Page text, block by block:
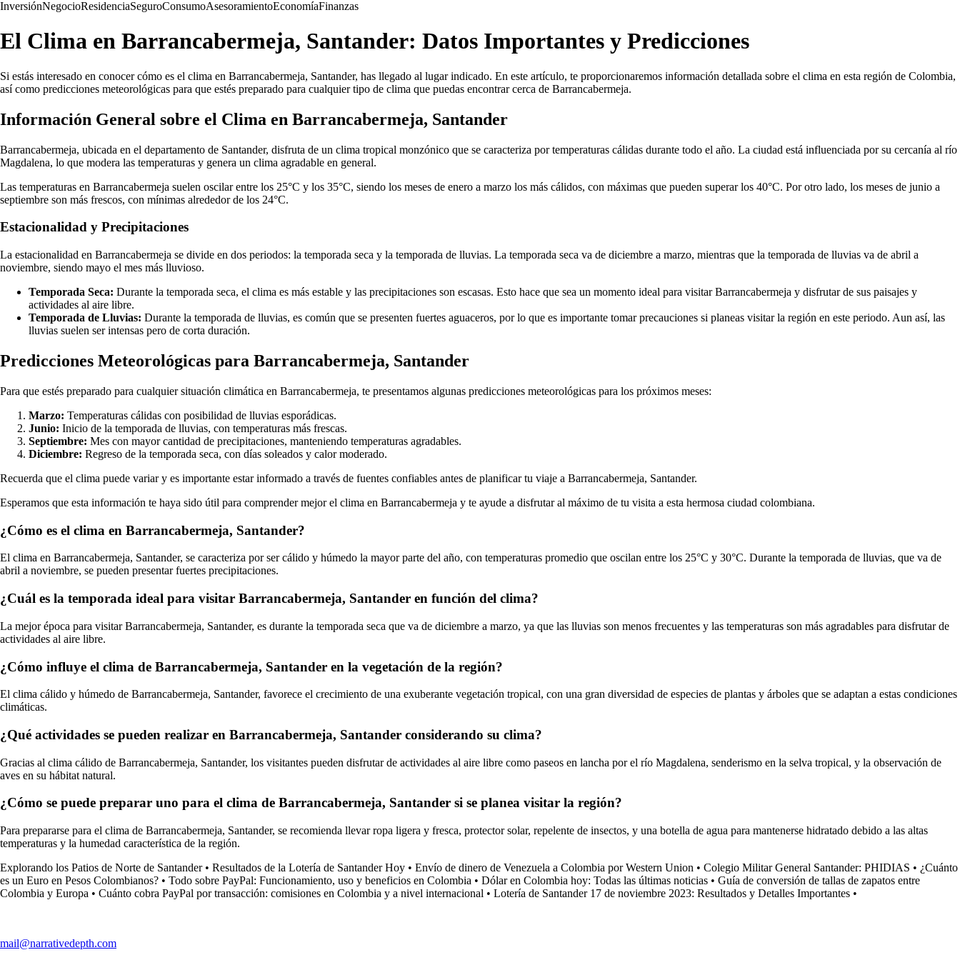
InversiónNegocioResidenciaSeguroConsumoAsesoramientoEconomíaFinanzas
El Clima en Barrancabermeja, Santander: Datos Importantes y Predicciones
Si estás interesado en conocer cómo es el clima en Barrancabermeja, Santander, has llegado al lugar indicado. En este artículo, te proporcionaremos información detallada sobre el clima en esta región de Colombia,
así como predicciones meteorológicas para que estés preparado para cualquier tipo de clima que puedas encontrar cerca de Barrancabermeja.
Información General sobre el Clima en Barrancabermeja, Santander
Barrancabermeja, ubicada en el departamento de Santander, disfruta de un clima tropical monzónico que se caracteriza por temperaturas cálidas durante todo el año. La ciudad está influenciada por su cercanía al río
Magdalena, lo que modera las temperaturas y genera un clima agradable en general.
Las temperaturas en Barrancabermeja suelen oscilar entre los 25°C y los 35°C, siendo los meses de enero a marzo los más cálidos, con máximas que pueden superar los 40°C. Por otro lado, los meses de junio a
septiembre son más frescos, con mínimas alrededor de los 24°C.
Estacionalidad y Precipitaciones
La estacionalidad en Barrancabermeja se divide en dos periodos: la temporada seca y la temporada de lluvias. La temporada seca va de diciembre a marzo, mientras que la temporada de lluvias va de abril a
noviembre, siendo mayo el mes más lluvioso.
Temporada Seca: Durante la temporada seca, el clima es más estable y las precipitaciones son escasas. Esto hace que sea un momento ideal para visitar Barrancabermeja y disfrutar de sus paisajes y
actividades al aire libre.
Temporada de Lluvias: Durante la temporada de lluvias, es común que se presenten fuertes aguaceros, por lo que es importante tomar precauciones si planeas visitar la región en este periodo. Aun así, las
lluvias suelen ser intensas pero de corta duración.
Predicciones Meteorológicas para Barrancabermeja, Santander
Para que estés preparado para cualquier situación climática en Barrancabermeja, te presentamos algunas predicciones meteorológicas para los próximos meses:
Marzo: Temperaturas cálidas con posibilidad de lluvias esporádicas.
Junio: Inicio de la temporada de lluvias, con temperaturas más frescas.
Septiembre: Mes con mayor cantidad de precipitaciones, manteniendo temperaturas agradables.
Diciembre: Regreso de la temporada seca, con días soleados y calor moderado.
Recuerda que el clima puede variar y es importante estar informado a través de fuentes confiables antes de planificar tu viaje a Barrancabermeja, Santander.
Esperamos que esta información te haya sido útil para comprender mejor el clima en Barrancabermeja y te ayude a disfrutar al máximo de tu visita a esta hermosa ciudad colombiana.
¿Cómo es el clima en Barrancabermeja, Santander?
El clima en Barrancabermeja, Santander, se caracteriza por ser cálido y húmedo la mayor parte del año, con temperaturas promedio que oscilan entre los 25°C y 30°C. Durante la temporada de lluvias, que va de
abril a noviembre, se pueden presentar fuertes precipitaciones.
¿Cuál es la temporada ideal para visitar Barrancabermeja, Santander en función del clima?
La mejor época para visitar Barrancabermeja, Santander, es durante la temporada seca que va de diciembre a marzo, ya que las lluvias son menos frecuentes y las temperaturas son más agradables para disfrutar de
actividades al aire libre.
¿Cómo influye el clima de Barrancabermeja, Santander en la vegetación de la región?
El clima cálido y húmedo de Barrancabermeja, Santander, favorece el crecimiento de una exuberante vegetación tropical, con una gran diversidad de especies de plantas y árboles que se adaptan a estas condiciones
climáticas.
¿Qué actividades se pueden realizar en Barrancabermeja, Santander considerando su clima?
Gracias al clima cálido de Barrancabermeja, Santander, los visitantes pueden disfrutar de actividades al aire libre como paseos en lancha por el río Magdalena, senderismo en la selva tropical, y la observación de
aves en su hábitat natural.
¿Cómo se puede preparar uno para el clima de Barrancabermeja, Santander si se planea visitar la región?
Para prepararse para el clima de Barrancabermeja, Santander, se recomienda llevar ropa ligera y fresca, protector solar, repelente de insectos, y una botella de agua para mantenerse hidratado debido a las altas
temperaturas y la humedad característica de la región.
Explorando los Patios de Norte de Santander• Resultados de la Lotería de Santander Hoy • Envío de dinero de Venezuela a Colombia por Western Union • Colegio Militar General Santander: PHIDIAS • ¿Cuánto
es un Euro en Pesos Colombianos? • Todo sobre PayPal: Funcionamiento, uso y beneficios en Colombia • Dólar en Colombia hoy: Todas las últimas noticias • Guía de conversión de tallas de zapatos entre
Colombia y Europa • Cuánto cobra PayPal por transacción: comisiones en Colombia y a nivel internacional • Lotería de Santander 17 de noviembre 2023: Resultados y Detalles Importantes •
mail@narrativedepth.com